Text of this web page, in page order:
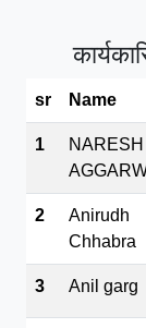
भव.mp3
sr Name
1
NARESH
2
Anirudh
Chhabra
3 Anil garg